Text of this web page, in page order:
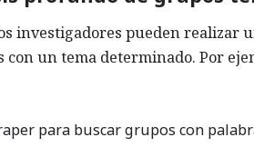
investigadores pueden realizar
con un tema determinado. Por
para buscar grupos con